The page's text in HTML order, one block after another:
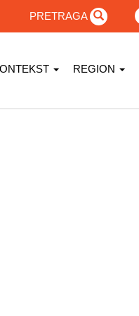
PRETRAGA
REGION